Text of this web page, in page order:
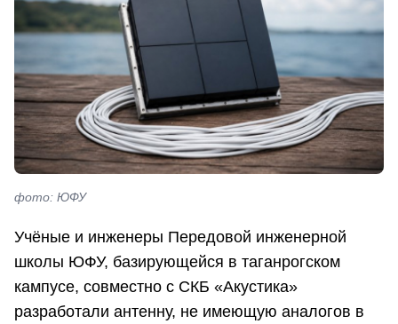
фото: ЮФУ
Учёные и инженеры Передовой инженерной
школы ЮФУ, базирующейся в таганрогском
кампусе, совместно с СКБ «Акустика»
разработали антенну, не имеющую аналогов в